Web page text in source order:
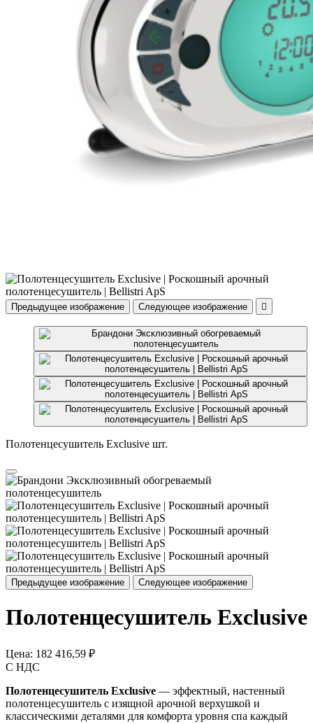
Предыдущее изображение Следующее изображение 
Полотенцесушитель Exclusive шт.
Предыдущее изображение Следующее изображение
Полотенцесушитель Exclusive
Цена: 182 416,59 ₽
С НДС
Полотенцесушитель Exclusive — эффектный, настенный
полотенцесушитель с изящной арочной верхушкой и
классическими деталями для комфорта уровня спа каждый